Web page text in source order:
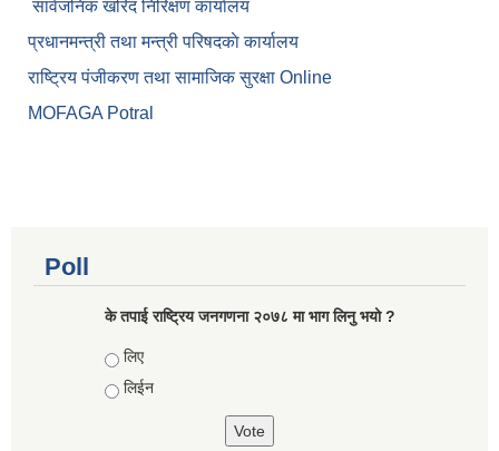
सार्वजनिक खरिद निरिक्षण कार्यालय
प्रधानमन्त्री तथा मन्त्री परिषदकाे कार्यालय
राष्ट्रिय पंजीकरण तथा सामाजिक सुरक्षा Online
MOFAGA Potral
Poll
के तपाई राष्ट्रिय जनगणना २०७८ मा भाग लिनु भयो ?
Choices
लिए
लिईन